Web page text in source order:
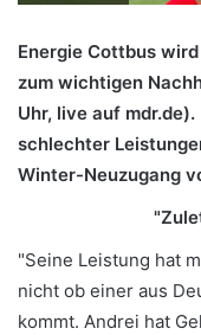
Energie Cottbus
zum wichtigen
Uhr, live auf
schlechter
Winter-Neuzugang
"Seine Leistung hat
nicht ob einer aus
kommt. Andrei hat